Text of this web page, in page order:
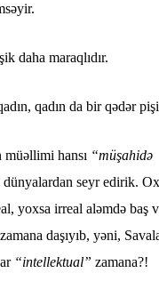
daha maraqlıdır.
qadın da bir qədər
müəllimi hansı “müşahidə
dünyalardan seyr edirik.
yoxsa irreal aləmdə baş
daşıyıb, yəni,
“intellektual” zamana?!